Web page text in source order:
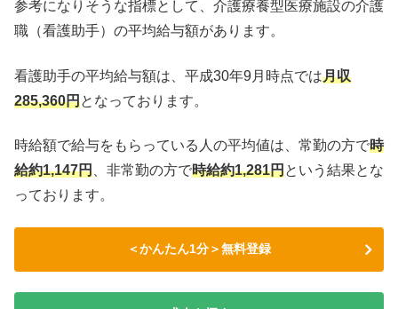
参考になりそうな指標として、介護療養型医療施設の介護
職（看護助手）の平均給与額があります。
看護助手の平均給与額は、平成30年9月時点では月収
285,360円となっております。
時給額で給与をもらっている人の平均値は、常勤の方で時
給約1,147円 、非常勤の方で時給約1,281円という結果とな
っております。
＜かんたん1分＞無料登録